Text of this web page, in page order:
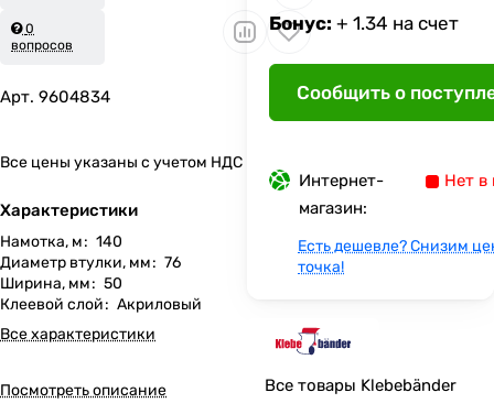
0
вопросов
Арт. 9604834
Все цены указаны с учетом НДС
Характеристики
Намотка, м: 140
Диаметр втулки, мм: 76
Ширина, мм: 50
Клеевой слой: Акриловый
Все характеристики
Посмотреть описание
Бонус: + 1.34 на счет
Сообщить о
Интернет-
магазин:
Нет в
Есть дешевле? Снизим
точка!
Все товары Klebebänder